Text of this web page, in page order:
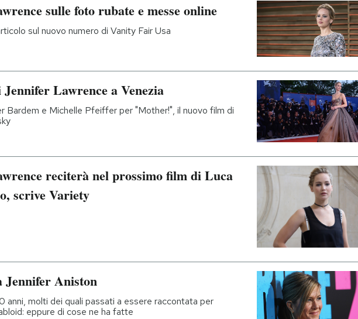
sulle foto rubate e messe online
sul nuovo numero di Vanity Fair Usa
Lawrence a Venezia
Bardem e Michelle Pfeiffer per "Mother!", il nuovo film di
reciterà nel prossimo film di Luca
scrive Variety
Jennifer Aniston
anni, molti dei quali passati a essere raccontata per
eppure di cose ne ha fatte